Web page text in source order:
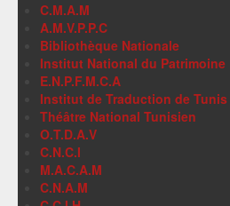
C.M.A.M
A.M.V.P.P.C
Bibliothèque Nationale
Institut National du Patrimoine
E.N.P.F.M.C.A
Institut de Traduction de Tunis
Théâtre National Tunisien
O.T.D.A.V
C.N.C.I
M.A.C.A.M
C.N.A.M